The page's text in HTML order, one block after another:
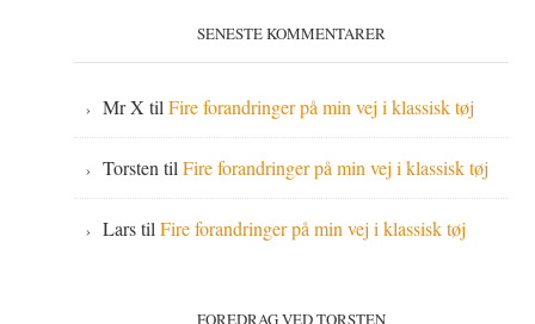
SENESTE KOMMENTARER
Mr X tilFire forandringer på min vej i klassisk tøj
TorstentilFire forandringer på min vej i klassisk tøj
LarstilFire forandringer på min vej i klassisk tøj
FOREDRAG VED TORSTEN